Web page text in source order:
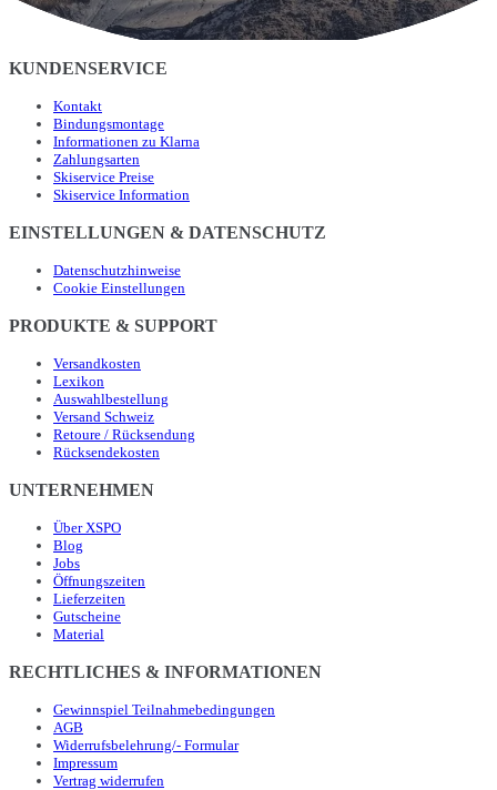
KUNDENSERVICE
Kontakt
Bindungsmontage
Informationen zu Klarna
Zahlungsarten
Skiservice Preise
Skiservice Information
EINSTELLUNGEN & DATENSCHUTZ
Datenschutzhinweise
Cookie Einstellungen
PRODUKTE & SUPPORT
Versandkosten
Lexikon
Auswahlbestellung
Versand Schweiz
Retoure / Rücksendung
Rücksendekosten
UNTERNEHMEN
Über XSPO
Blog
Jobs
Öffnungszeiten
Lieferzeiten
Gutscheine
Material
RECHTLICHES & INFORMATIONEN
Gewinnspiel Teilnahmebedingungen
AGB
Widerrufsbelehrung/- Formular
Impressum
Vertrag widerrufen